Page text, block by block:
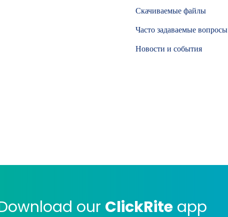
Скачиваемые файлы
Часто задаваемые вопросы
Новости и события
our ClickRite app